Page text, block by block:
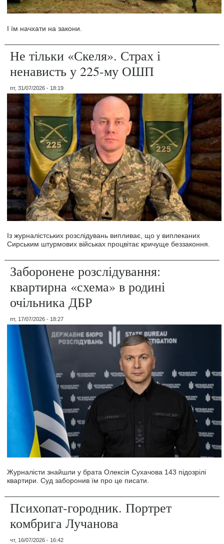
І їм начхати на закони.
Не тільки «Скеля». Страх і
ненависть у 225-му ОШП
пт, 31/07/2026 - 18:19
Із журналістських розслідувань випливає, що у виплеканих
Сирським штурмових військах процвітає кричуще беззаконня.
Заборонене розслідування:
квартирна «схема» в родині
очільника ДБР
пт, 17/07/2026 - 18:27
Журналісти знайшли у брата Олексія Сухачова 143 підозрілі
квартири. Суд заборонив їм про це писати.
Психопат-городник. Портрет
комбрига Лучанова
чт, 16/07/2026 - 16:42